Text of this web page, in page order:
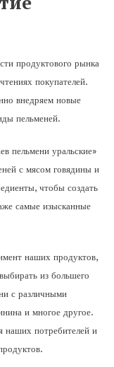
продуктового рынка
покупателей.
внедряем новые
пельменей.
пельмени уральские»
с мясом говядины и
чтобы создать
самые изысканные
наших продуктов,
из большего
с различными
и многое другое.
наших потребителей и